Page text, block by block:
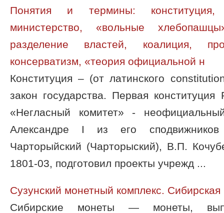
Понятия и термины: конституция,
министерство, «вольные
разделение властей, коалиция,
консерватизм, «теория официальной н
Конституция – (от латинского
закон государства. Первая
«Негласный комитет» -
Александре I из его
Чарторыйский (Чарторыский), В.П.
1801-03, подготовил проекты учрежд ...
Сузунский монетный комплекс.
Сибирские монеты — монеты,